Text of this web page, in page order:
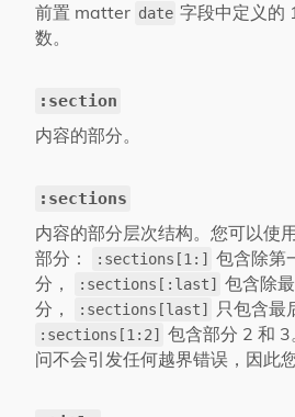
前置 matter date 字段中定义的
数。
:section
内容的部分。
:sections
内容的部分层次结构。您可以使用
部分：
:sections[1:]
包含除第
分，
:sections[:last]
包含除
分，
:sections[last] 只包含最
:sections[1:2]
包含部分 2 和
问不会引发任何越界错误，因此